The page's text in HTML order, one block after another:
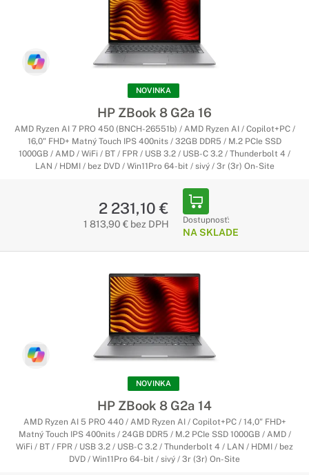
NOVINKA
HP ZBook 8 G2a 16
AMD Ryzen AI 7 PRO 450 (BNCH-26551b) / AMD Ryzen AI / Copilot+PC /
16,0" FHD+ Matný Touch IPS 400nits / 32GB DDR5 / M.2 PCIe SSD
1000GB / AMD / WiFi / BT / FPR / USB 3.2 / USB-C 3.2 / Thunderbolt 4 /
LAN / HDMI / bez DVD / Win11Pro 64-bit / sivý / 3r (3r) On-Site
2 231,10 €
1 813,90 € bez DPH Dostupnosť:
NA SKLADE
NOVINKA
HP ZBook 8 G2a 14
AMD Ryzen AI 5 PRO 440 / AMD Ryzen AI / Copilot+PC / 14,0" FHD+
Matný Touch IPS 400nits / 24GB DDR5 / M.2 PCIe SSD 1000GB / AMD /
WiFi / BT / FPR / USB 3.2 / USB-C 3.2 / Thunderbolt 4 / LAN / HDMI / bez
DVD / Win11Pro 64-bit / sivý / 3r (3r) On-Site